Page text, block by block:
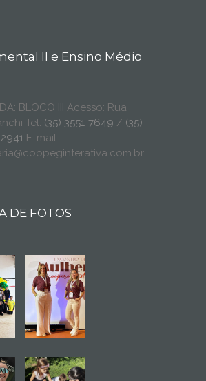
II e Ensino Médio
BLOCO III Acesso: Rua
Tel: (35) 3551-7649 / (35)
E-mail:
DE FOTOS